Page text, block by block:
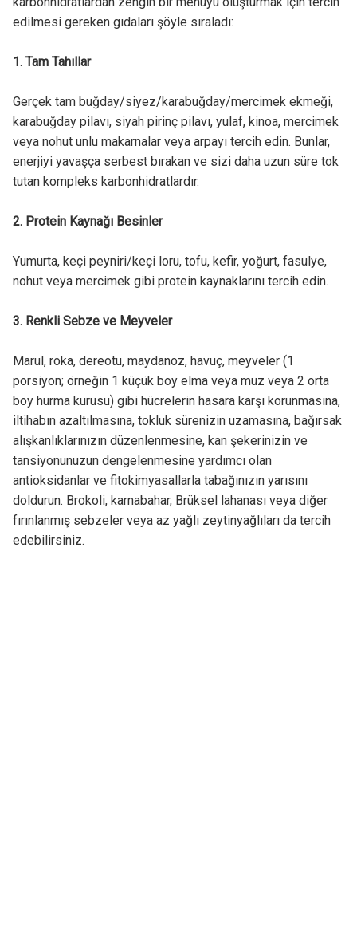
edilmesi gereken gıdaları şöyle sıraladı:
1. Tam Tahıllar
Gerçek tam buğday/siyez/karabuğday/mercimek ekmeği,
karabuğday pilavı, siyah pirinç pilavı, yulaf, kinoa, mercimek
veya nohut unlu makarnalar veya arpayı tercih edin. Bunlar,
enerjiyi yavaşça serbest bırakan ve sizi daha uzun süre tok
tutan kompleks karbonhidratlardır.
2. Protein Kaynağı Besinler
Yumurta, keçi peyniri/keçi loru, tofu, kefir, yoğurt, fasulye,
nohut veya mercimek gibi protein kaynaklarını tercih edin.
3. Renkli Sebze ve Meyveler
Marul, roka, dereotu, maydanoz, havuç, meyveler (1
porsiyon; örneğin 1 küçük boy elma veya muz veya 2 orta
boy hurma kurusu) gibi hücrelerin hasara karşı korunmasına,
iltihabın azaltılmasına, tokluk sürenizin uzamasına, bağırsak
alışkanlıklarınızın düzenlenmesine, kan şekerinizin ve
tansiyonunuzun dengelenmesine yardımcı olan
antioksidanlar ve fitokimyasallarla tabağınızın yarısını
doldurun. Brokoli, karnabahar, Brüksel lahanası veya diğer
fırınlanmış sebzeler veya az yağlı zeytinyağlıları da tercih
edebilirsiniz.